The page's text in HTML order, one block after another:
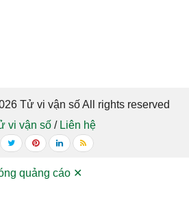
Tử vi vận số All rights reserved
vi vận số / Liên hệ
quảng cáo ✕